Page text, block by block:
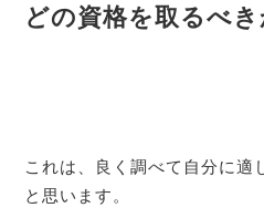
どの資格を取るべ
これは、良く調べて自分に適
と思います。